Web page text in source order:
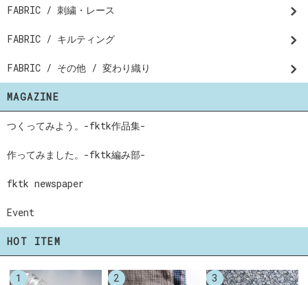
FABRIC / 刺繍・レース
FABRIC / キルティング
FABRIC / その他 / 変わり織り
MAGAZINE
つくってみよう。-fktk作品集-
作ってみました。-fktk編み部-
fktk newspaper
Event
HOT ITEM
1 2 3